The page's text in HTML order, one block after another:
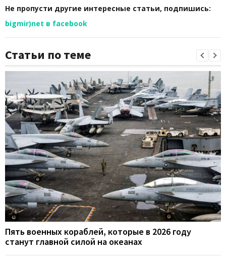
Не пропусти другие интересные статьи, подпишись:
bigmir)net в facebook
Статьи по теме
Пять военных кораблей, которые в 2026 году
станут главной силой на океанах